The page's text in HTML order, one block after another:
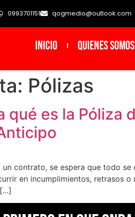
0993701151 qogmedio@outlook.com
INICIO Quienes Somos
Pólizas
qué es la Póliza
un contrato, se espera que todo
en incumplimientos, retrasos